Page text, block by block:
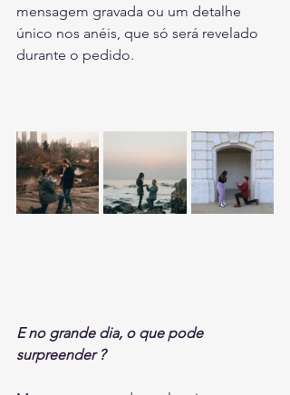
mensagem gravada ou um detalhe
único nos anéis, que só será revelado
durante o pedido.
E no grande dia, o que pode
surpreender ?